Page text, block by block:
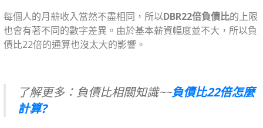
每個人的月薪收入當然不盡相同，所以DBR22倍負債比的上限
也會有著不同的數字差異。由於基本薪資幅度並不大，所以負
債比22倍的通算也沒太大的影響。
了解更多：負債比相關知識~~負債比22倍怎麼
計算?